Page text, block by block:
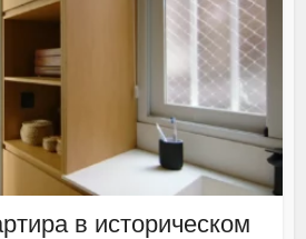
в историческом